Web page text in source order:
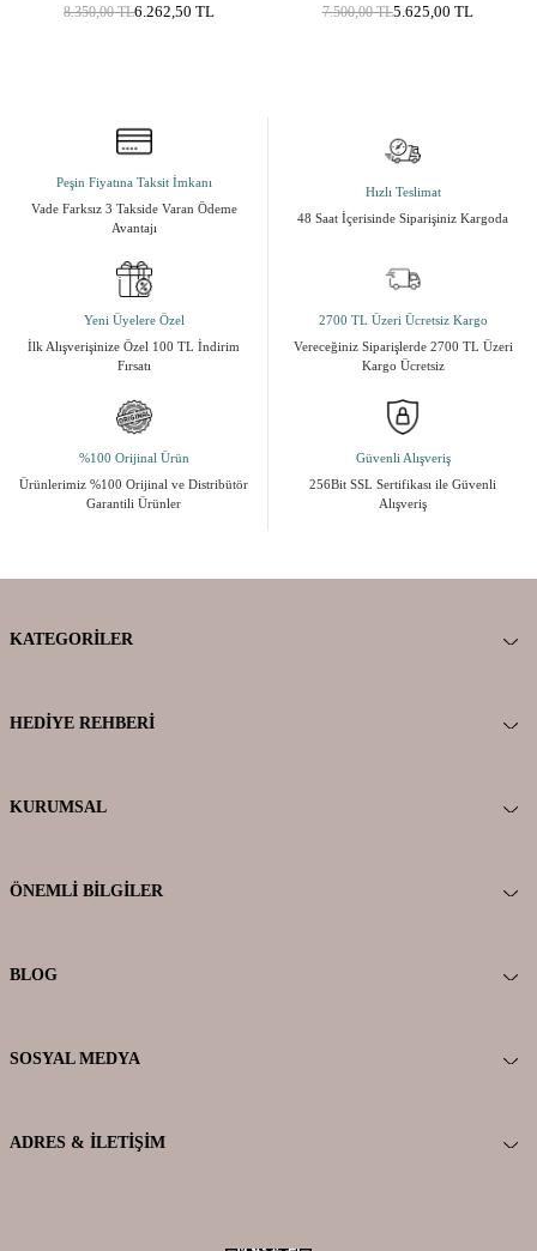
8.350,00TL6.262,50 TL 7.500,00TL5.625,00 TL
Peşin Fiyatına Taksit İmkanı
Vade Farksız 3 Takside Varan Ödeme
Avantajı
Hızlı Teslimat
48 Saat İçerisinde Siparişiniz Kargoda
Yeni Üyelere Özel
İlk Alışverişinize Özel 100 TL İndirim
Fırsatı
2700 TL Üzeri Ücretsiz Kargo
Vereceğiniz Siparişlerde 2700 TL Üzeri
Kargo Ücretsiz
%100 Orijinal Ürün
Ürünlerimiz %100 Orijinal ve Distribütör
Garantili Ürünler
Güvenli Alışveriş
256Bit SSL Sertifikası ile Güvenli
Alışveriş
KATEGORILER
HEDIYE REHBERI
KURUMSAL
ÖNEMLI BILGILER
BLOG
SOSYAL MEDYA
ADRES & İLETIŞIM